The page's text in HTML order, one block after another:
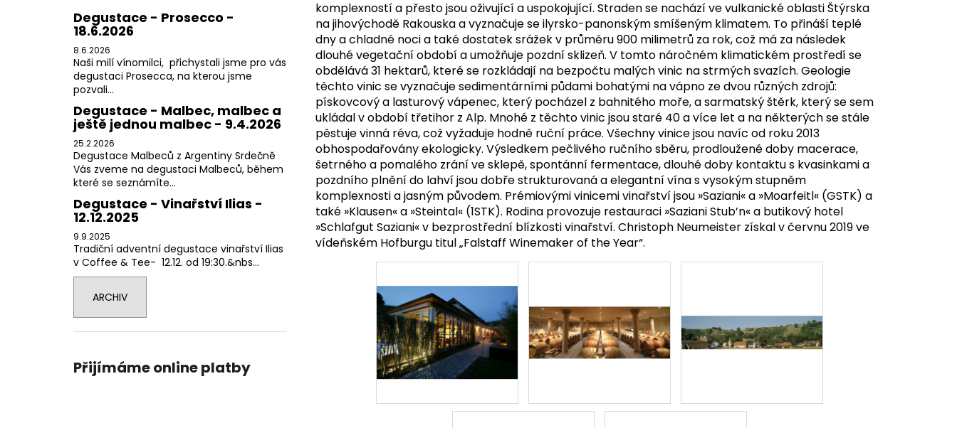
Degustace - Prosecco -
18.6.2026
8.6.2026
Naši milí vínomilci, přichystali jsme pro vás
degustaci Prosecca, na kterou jsme
pozvali...
Degustace - Malbec, malbec a
ještě jednou malbec - 9.4.2026
25.2.2026
Degustace Malbeců z Argentiny Srdečně
Vás zveme na degustaci Malbeců, během
které se seznámíte...
Degustace - Vinařství Ilias -
12.12.2025
9.9.2025
Tradiční adventní degustace vinařství Ilias
v Coffee & Tee- 12.12. od 19:30.&nbs...
ARCHIV
Přijímáme online platby
komplexností a přesto jsou oživující a uspokojující. Straden se nachází ve vulkanické oblasti Štýrska
na jihovýchodě Rakouska a vyznačuje se ilyrsko-panonským smíšeným klimatem. To přináší teplé
dny a chladné noci a také dostatek srážek v průměru 900 milimetrů za rok, což má za následek
dlouhé vegetační období a umožňuje pozdní sklizeň. V tomto náročném klimatickém prostředí se
obdělává 31 hektarů, které se rozkládají na bezpočtu malých vinic na strmých svazích. Geologie
těchto vinic se vyznačuje sedimentárními půdami bohatými na vápno ze dvou různých zdrojů:
pískovcový a lasturový vápenec, který pocházel z bahnitého moře, a sarmatský štěrk, který se sem
ukládal v období třetihor z Alp. Mnohé z těchto vinic jsou staré 40 a více let a na některých se stále
pěstuje vinná réva, což vyžaduje hodně ruční práce. Všechny vinice jsou navíc od roku 2013
obhospodařovány ekologicky. Výsledkem pečlivého ručního sběru, prodloužené doby macerace,
šetrného a pomalého zrání ve sklepě, spontánní fermentace, dlouhé doby kontaktu s kvasinkami a
pozdního plnění do lahví jsou dobře strukturovaná a elegantní vína s vysokým stupněm
komplexnosti a jasným původem. Prémiovými vinicemi vinařství jsou »Saziani« a »Moarfeitl« (GSTK) a
také »Klausen« a »Steintal« (1STK). Rodina provozuje restauraci »Saziani Stub’n« a butikový hotel
»Schlafgut Saziani« v bezprostřední blízkosti vinařství. Christoph Neumeister získal v červnu 2019 ve
vídeňském Hofburgu titul „Falstaff Winemaker of the Year“.